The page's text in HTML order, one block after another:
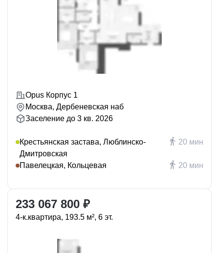
Opus Корпус 1
Москва, Дербеневская наб
Заселение до 3 кв. 2026
Крестьянская застава, Люблинско-
Дмитровская
20 мин
Павелецкая, Кольцевая 20 мин
233 067 800 ₽
4-к.квартира, 193.5 м², 6 эт.